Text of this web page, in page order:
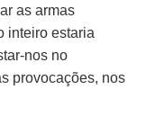
as armas
inteiro estaria
nos no
provocações, nos